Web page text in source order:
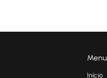
Menu
Início